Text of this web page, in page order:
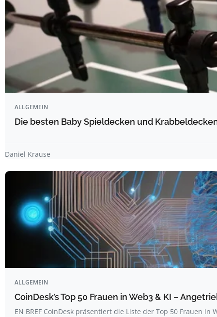
ALLGEMEIN
Die besten Baby Spieldecken und
Daniel Krause
ALLGEMEIN
CoinDesk’s Top 50 Frauen in Web3 & KI –
EN BREF CoinDesk präsentiert die Liste der Top 50 Frauen in